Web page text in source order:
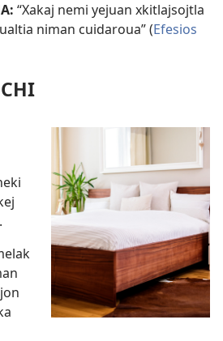
“Xakaj nemi yejuan xkitlajsojtla
niman cuidaroua” (Efesios